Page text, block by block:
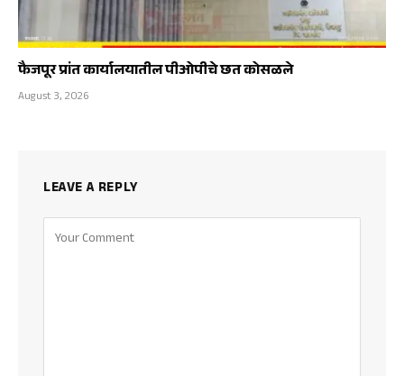
फैजपूर प्रांत कार्यालयातील पीओपीचे छत कोसळले
August 3, 2026
LEAVE A REPLY